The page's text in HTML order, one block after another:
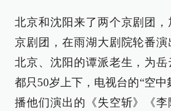
北京和沈阳来了两个京剧团
京剧团，在雨湖大剧院轮番演
北京、沈阳的谭派老生，为岳
都只50岁上下，电视台的“空中
播他们演出的《失空斩》《